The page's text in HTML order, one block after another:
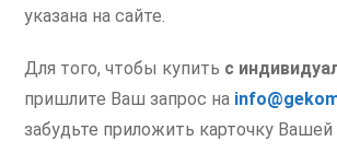
указана на сайте.
Для того, чтобы купить с
пришлите Ваш запрос на
забудьте приложить карточку